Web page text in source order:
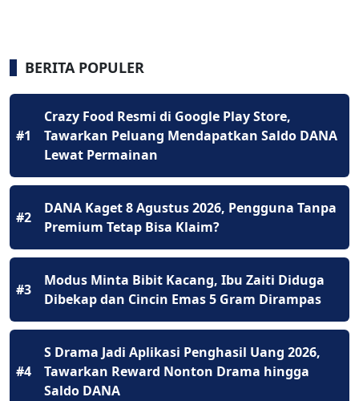
BERITA POPULER
#1
Crazy Food Resmi di Google Play Store,
Tawarkan Peluang Mendapatkan Saldo DANA
Lewat Permainan
#2
DANA Kaget 8 Agustus 2026, Pengguna Tanpa
Premium Tetap Bisa Klaim?
#3
Modus Minta Bibit Kacang, Ibu Zaiti Diduga
Dibekap dan Cincin Emas 5 Gram Dirampas
#4
S Drama Jadi Aplikasi Penghasil Uang 2026,
Tawarkan Reward Nonton Drama hingga
Saldo DANA